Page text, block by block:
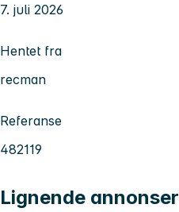
7. juli 2026
Hentet fra
recman
Referanse
482119
Lignende annonser